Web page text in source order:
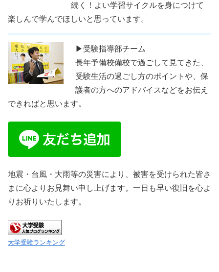
続く！よい学習サイクルを身につけて
楽しんで学んでほしいと思っています。
▶受験指導部チーム
長年予備校備校で過ごして見てきた、
受験生活の過ごし方のポイントや、保
護者の方へのアドバイスなどをお伝え
できればと思います。
地震・台風・大雨等の災害により、被害を受けられた皆さ
まに心よりお見舞い申し上げます。一日も早い復旧を心よ
りお祈りいたします。
大学受験ランキング